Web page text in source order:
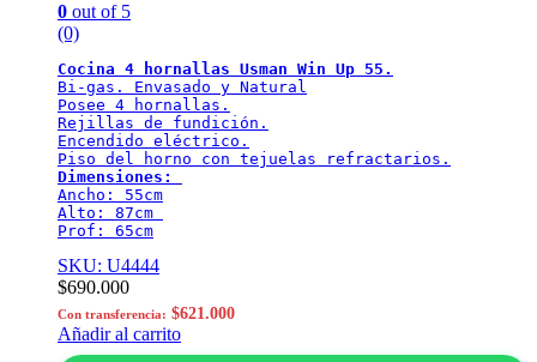
0 out of 5
(0)
Cocina 4 hornallas Usman Win Up 55.
Bi-gas. Envasado y Natural
Posee 4 hornallas.
Rejillas de fundición.
Encendido eléctrico.
Dimensiones:
Ancho: 55cm
Alto: 87cm
Prof: 65cm
SKU: U4444
$690.000
Con transferencia: $621.000
Añadir al carrito